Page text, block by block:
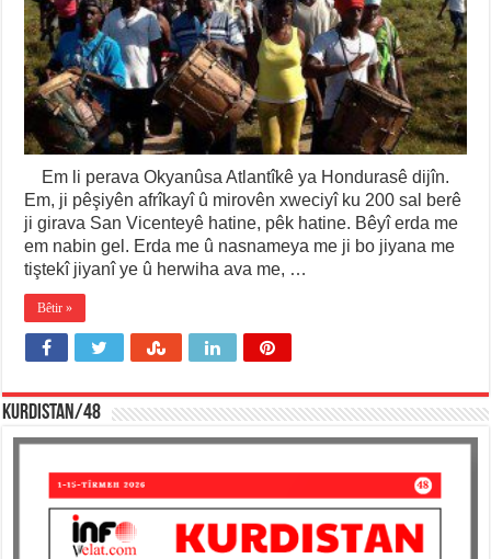
Em li perava Okyanûsa Atlantîkê ya Hondurasê dijîn.
Em, ji pêşiyên afrîkayî û mirovên xweciyî ku 200 sal berê
ji girava San Vicenteyê hatine, pêk hatine. Bêyî erda me
em nabin gel. Erda me û nasnameya me ji bo jiyana me
tiştekî jiyanî ye û herwiha ava me, …
Bêtir »
KURDISTAN/48